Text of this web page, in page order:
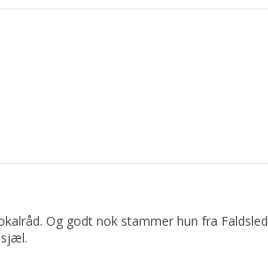
Og godt nok stammer hun fra